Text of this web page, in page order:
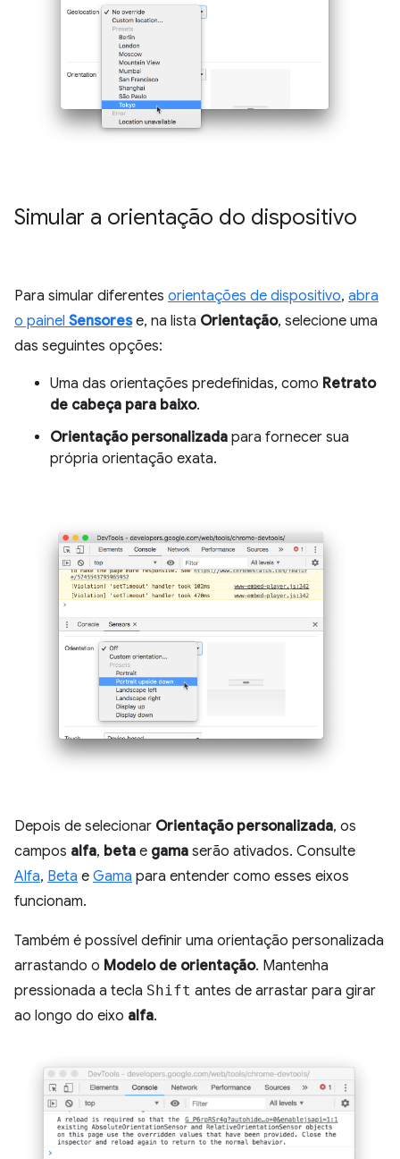
Simular a orientação do dispositivo
Para simular diferentes orientações de dispositivo, abra
o painel Sensorese, na lista Orientação, selecione uma
das seguintes opções:
Uma das orientações predefinidas, como Retrato
de cabeça para baixo.
Orientação personalizada para fornecer sua
própria orientação exata.
Depois de selecionar Orientação personalizada, os
campos alfa, beta e gama serão ativados. Consulte
Alfa, Beta e Gama para entender como esses eixos
funcionam.
Também é possível definir uma orientação personalizada
arrastando o Modelo de orientação. Mantenha
pressionada a tecla Shift antes de arrastar para girar
ao longo do eixo alfa.